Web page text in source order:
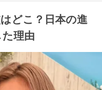
どこ？日本の進
理由